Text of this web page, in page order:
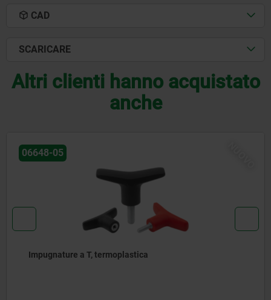
CAD
SCARICARE
Altri clienti hanno acquistato
anche
Impugnature a T rilevabili visivamente